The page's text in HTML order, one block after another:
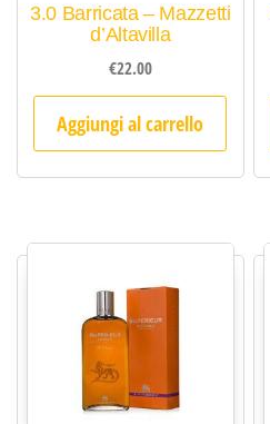
3.0 Barricata – Mazzetti
d’Altavilla
€22.00
Aggiungi al carrello